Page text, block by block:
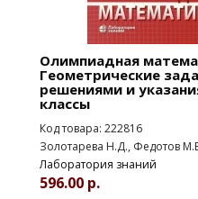
Олимпиадная
Геометрические
решениями и
классы
Код товара: 222816
Золотарева Н.Д., Федотов
Лаборатория знаний
596.00 р.